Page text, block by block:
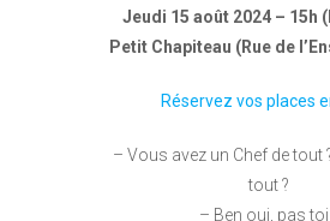
Jeudi 15 août 2024 – 15h
Petit Chapiteau (Rue de
Réservez vos places
– Vous avez un Chef de tout
tout ?
– Ben oui, pas toi